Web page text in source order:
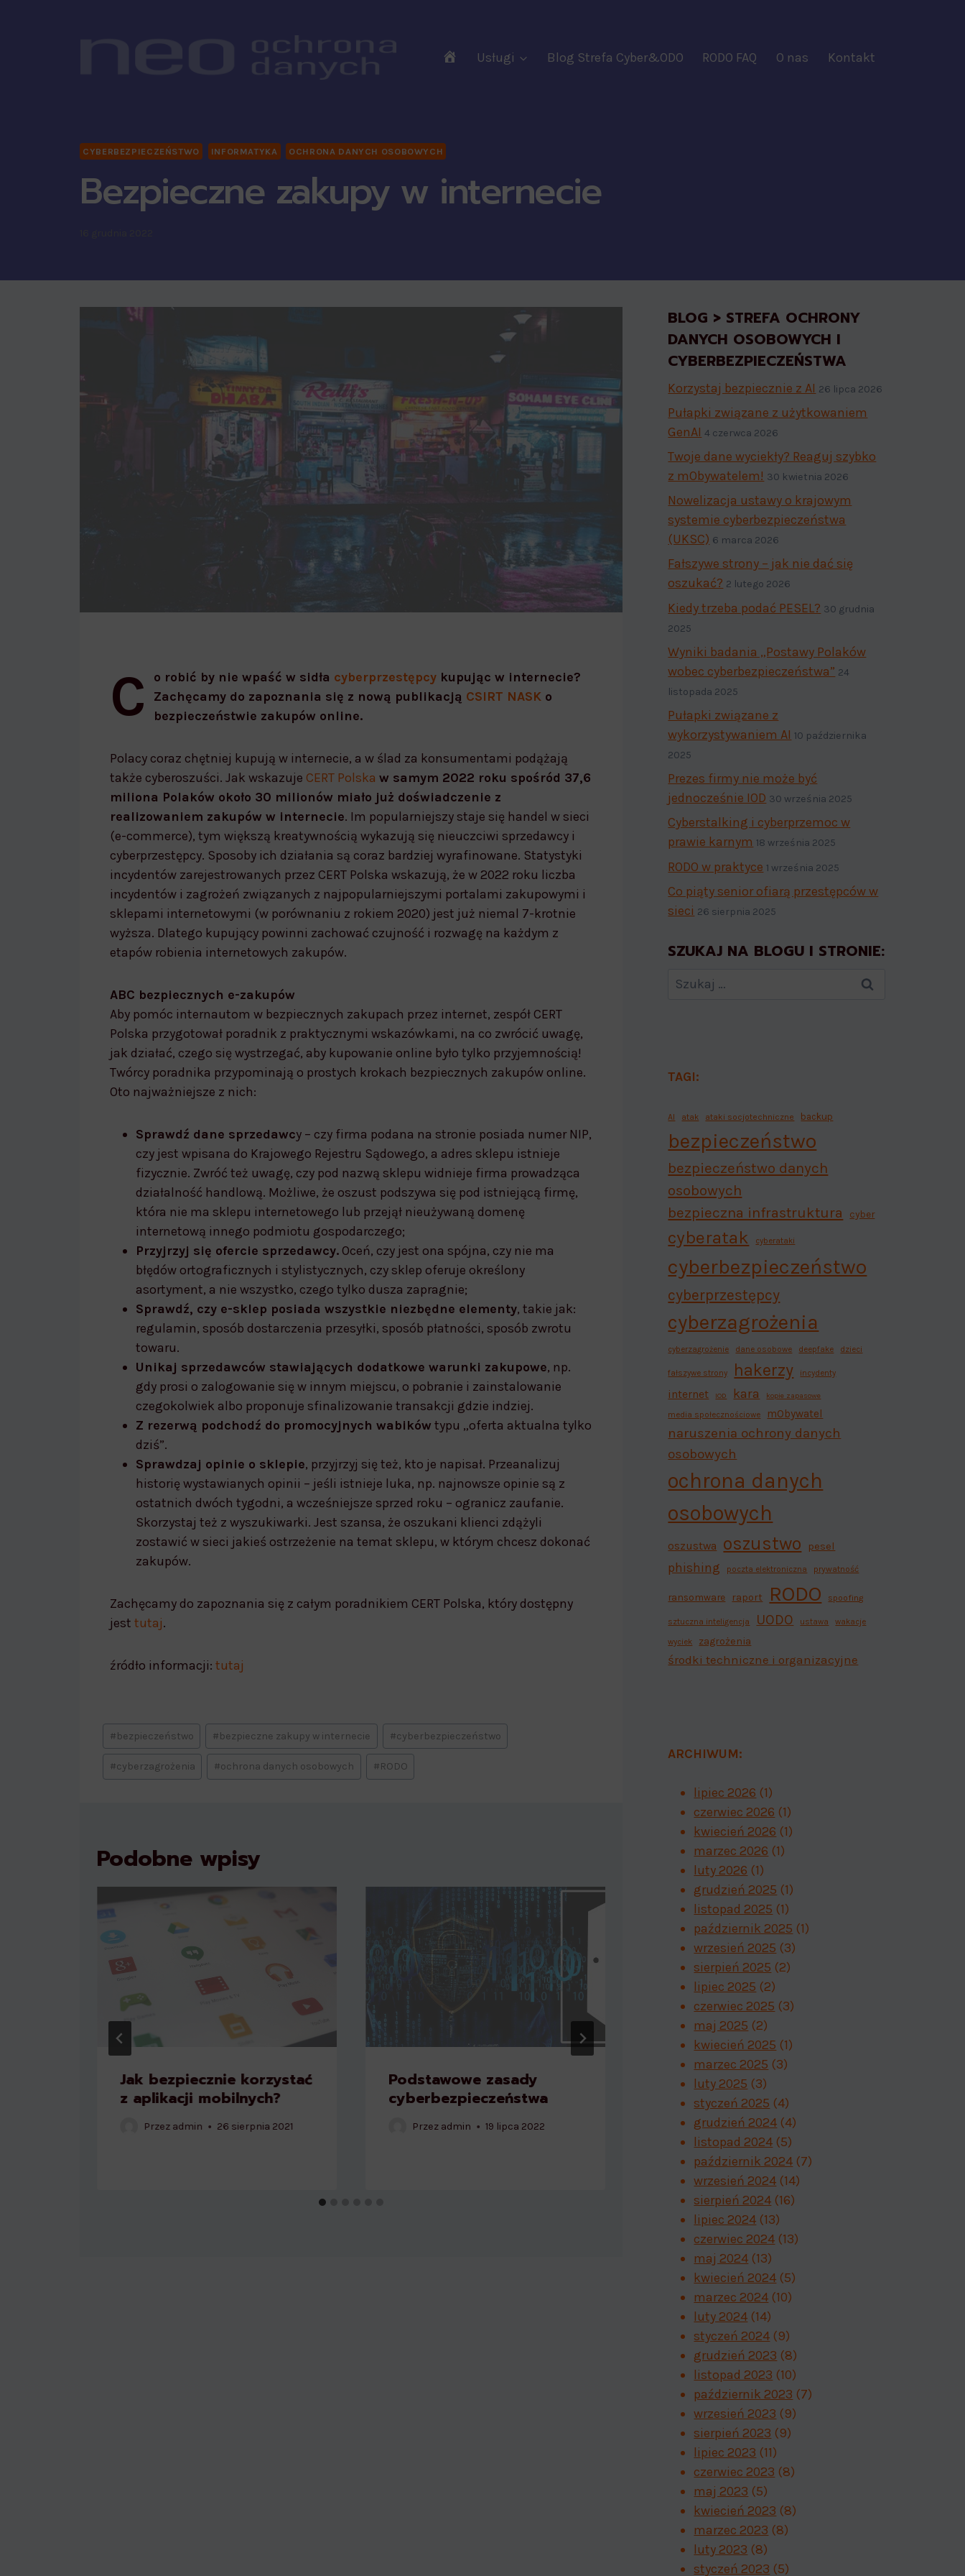
RODOUsługi Blog Strefa Cyber&ODO RODO FAQ O nas Kontakt
CYBERBEZPIECZEŃSTWO INFORMATYKA OCHRONA DANYCH OSOBOWYCH
Bezpieczne zakupy w internecie
C o robić by nie wpaść w sidła cyberprzestępcy kupując w internecie?
Zachęcamy do zapoznania się z nową publikacją CSIRT NASK o
bezpieczeństwie zakupów online.
Polacy coraz chętniej kupują w internecie, a w ślad za konsumentami podążają
także cyberoszuści. Jak wskazuje CERT Polska w samym 2022 roku spośród 37,6
miliona Polaków około 30 milionów miało już doświadczenie z
realizowaniem zakupów w internecie. Im popularniejszy staje się handel w sieci
(e-commerce), tym większą kreatywnością wykazują się nieuczciwi sprzedawcy i
cyberprzestępcy. Sposoby ich działania są coraz bardziej wyrafinowane. Statystyki
incydentów zarejestrowanych przez CERT Polska wskazują, że w 2022 roku liczba
incydentów i zagrożeń związanych z najpopularniejszymi portalami zakupowymi i
sklepami internetowymi (w porównaniu z rokiem 2020) jest już niemal 7-krotnie
wyższa. Dlatego kupujący powinni zachować czujność i rozwagę na każdym z
etapów robienia internetowych zakupów.
ABC bezpiecznych e-zakupów
Aby pomóc internautom w bezpiecznych zakupach przez internet, zespół CERT
Polska przygotował poradnik z praktycznymi wskazówkami, na co zwrócić uwagę,
jak działać, czego się wystrzegać, aby kupowanie online było tylko przyjemnością!
Twórcy poradnika przypominają o prostych krokach bezpiecznych zakupów online.
Oto najważniejsze z nich:
Sprawdź dane sprzedawcy – czy firma podana na stronie posiada numer NIP,
czy jest wpisana do Krajowego Rejestru Sądowego, a adres sklepu istnieje
fizycznie. Zwróć też uwagę, czy pod nazwą sklepu widnieje firma prowadząca
działalność handlową. Możliwe, że oszust podszywa się pod istniejącą firmę,
która nie ma sklepu internetowego lub przejął nieużywaną domenę
internetową innego podmiotu gospodarczego;
Przyjrzyj się ofercie sprzedawcy. Oceń, czy jest ona spójna, czy nie ma
błędów ortograficznych i stylistycznych, czy sklep oferuje określony
asortyment, a nie wszystko, czego tylko dusza zapragnie;
Sprawdź, czy e-sklep posiada wszystkie niezbędne elementy, takie jak:
regulamin, sposób dostarczenia przesyłki, sposób płatności, sposób zwrotu
towaru.
Unikaj sprzedawców stawiających dodatkowe warunki zakupowe, np.
gdy prosi o zalogowanie się w innym miejscu, o pobranie i zainstalowanie
czegokolwiek albo proponuje sfinalizowanie transakcji gdzie indziej.
Z rezerwą podchodź do promocyjnych wabików typu „oferta aktualna tylko
dziś”.
Sprawdzaj opinie o sklepie, przyjrzyj się też, kto je napisał. Przeanalizuj
historię wystawianych opinii – jeśli istnieje luka, np. najnowsze opinie są z
ostatnich dwóch tygodni, a wcześniejsze sprzed roku – ogranicz zaufanie.
Skorzystaj też z wyszukiwarki. Jest szansa, że oszukani klienci zdążyli
zostawić w sieci jakieś ostrzeżenie na temat sklepu, w którym chcesz dokonać
zakupów.
Zachęcamy do zapoznania się z całym poradnikiem CERT Polska, który dostępny
jest tutaj.
źródło informacji: tutaj
#bezpieczeństwo #bezpieczne zakupy w internecie #cyberbezpieczeństwo
#cyberzagrożenia #ochrona danych osobowych #RODO
Podobne wpisy
Jak bezpiecznie korzystać
z aplikacji mobilnych?
Przez admin 26 sierpnia 2021
Podstawowe zasady
cyberbezpieczeństwa
Przez admin 19 lipca 2022
Minęły 3 lata od kiedy
obowiązuje RODO
Przezadmin 18 maja 2021
BLOG > STREFA OCHRONY
DANYCH OSOBOWYCH I
CYBERBEZPIECZEŃSTWA
Korzystaj bezpiecznie z AI 26 lipca 2026
Pułapki związane z użytkowaniem
GenAI 4 czerwca 2026
Twoje dane wyciekły? Reaguj szybko
z mObywatelem! 30 kwietnia 2026
Nowelizacja ustawy o krajowym
systemie cyberbezpieczeństwa
(UKSC) 6 marca 2026
Fałszywe strony – jak nie dać się
oszukać? 2 lutego 2026
Kiedy trzeba podać PESEL? 30 grudnia
2025
Wyniki badania „Postawy Polaków
wobec cyberbezpieczeństwa” 24
listopada 2025
Pułapki związane z
wykorzystywaniem AI 10 października
2025
Prezes firmy nie może być
jednocześnie IOD 30 września 2025
Cyberstalking i cyberprzemoc w
prawie karnym 18 września 2025
RODO w praktyce 1 września 2025
Co piąty senior ofiarą przestępców w
sieci 26 sierpnia 2025
SZUKAJ NA BLOGU I STRONIE:
TAGI:
AI atak ataki socjotechniczne backup
bezpieczeństwo
bezpieczeństwo danych
osobowych
bezpieczna infrastruktura
cyber
cyberatak cyberataki
cyberbezpieczeństwo
cyberprzestępcy
cyberzagrożenia
cyberzagrożenie dane osobowe deepfake dzieci
fałszywe strony hakerzy incydenty
internet IOD kara kopie zapasowe
media społecznościowe mObywatel
naruszenia ochrony danych
osobowych
ochrona danych
osobowych
oszustwa oszustwo pesel
phishing poczta elektroniczna prywatność
ransomware raport RODO spoofing
sztuczna inteligencja UODO ustawa
wakacje
wyciek
zagrożenia
środki techniczne i organizacyjne
ARCHIWUM:
lipiec 2026 (1)
czerwiec 2026 (1)
kwiecień 2026 (1)
marzec 2026 (1)
luty 2026 (1)
grudzień 2025 (1)
listopad 2025 (1)
październik 2025 (1)
wrzesień 2025 (3)
sierpień 2025 (2)
lipiec 2025 (2)
czerwiec 2025 (3)
maj 2025 (2)
kwiecień 2025 (1)
marzec 2025 (3)
luty 2025 (3)
styczeń 2025 (4)
grudzień 2024 (4)
listopad 2024 (5)
październik 2024 (7)
wrzesień 2024 (14)
sierpień 2024 (16)
lipiec 2024 (13)
czerwiec 2024 (13)
maj 2024 (13)
kwiecień 2024 (5)
marzec 2024 (10)
luty 2024 (14)
styczeń 2024 (9)
grudzień 2023 (8)
listopad 2023 (10)
październik 2023 (7)
wrzesień 2023 (9)
sierpień 2023 (9)
lipiec 2023 (11)
czerwiec 2023 (8)
maj 2023 (5)
kwiecień 2023 (8)
marzec 2023 (8)
luty 2023 (8)
styczeń 2023 (5)